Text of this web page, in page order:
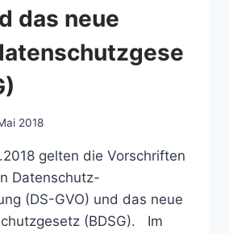
das neue
2018
gelten die Vorschriften
Datenschutz-
(DS-GVO) und das neue
(BDSG). Im